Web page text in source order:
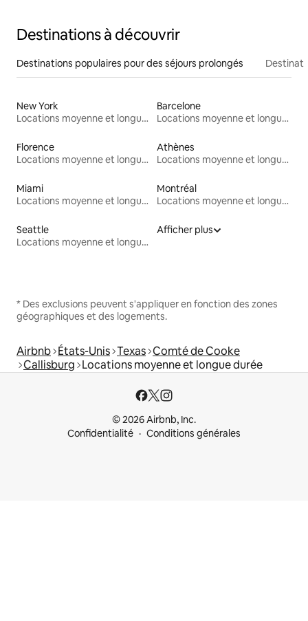
Destinations à découvrir
Destinations populaires pour des séjours prolongés
New York
Locations moyenne et longue durée
Barcelone
Locations moyenne et longue durée
Florence
Locations moyenne et longue durée
Athènes
Locations moyenne et longue durée
Miami
Locations moyenne et longue durée
Montréal
Locations moyenne et longue durée
Seattle
Locations moyenne et longue durée
Afficher plus
* Des exclusions peuvent s'appliquer en fonction des zones
géographiques et des logements.
Airbnb États-Unis Texas Comté de Cooke
Callisburg Locations moyenne et longue durée
© 2026 Airbnb, Inc.
Confidentialité
Conditions générales